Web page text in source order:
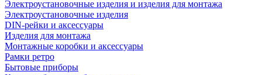
Электроустановочные изделия и изделия для монтажа
Электроустановочные изделия
DIN-рейки и аксессуары
Изделия для монтажа
Монтажные коробки и аксессуары
Рамки ретро
Бытовые приборы